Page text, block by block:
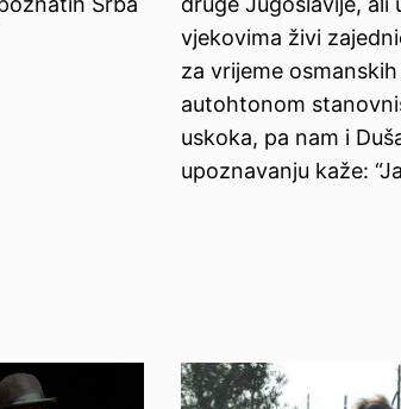
vjekovima živi
za vrijeme
autohtonom
uskoka, pa nam i
upoznavanju kaže: